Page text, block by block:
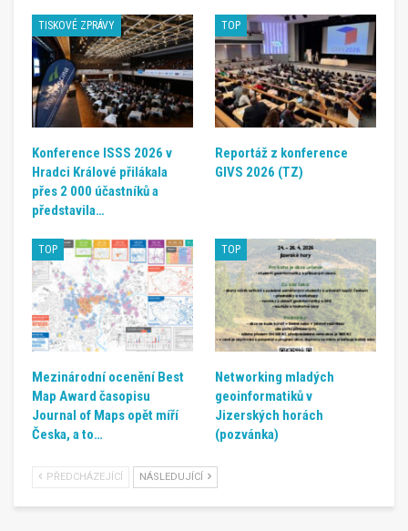
TISKOVÉ ZPRÁVY
Konference ISSS 2026 v
Hradci Králové přilákala
přes 2 000 účastníků a
představila…
TOP
Reportáž z konference
GIVS 2026 (TZ)
TOP
Mezinárodní ocenění Best
Map Award časopisu
Journal of Maps opět míří
Česka, a to…
TOP
Networking mladých
geoinformatiků v
Jizerských horách
(pozvánka)
PŘEDCHÁZEJÍCÍ NÁSLEDUJÍCÍ